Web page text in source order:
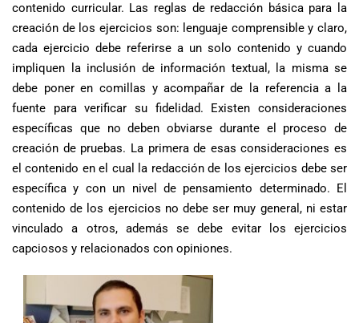
contenido curricular. Las reglas de redacción básica para la
creación de los ejercicios son: lenguaje comprensible y claro,
cada ejercicio debe referirse a un solo contenido y cuando
impliquen la inclusión de información textual, la misma se
debe poner en comillas y acompañar de la referencia a la
fuente para verificar su fidelidad. Existen consideraciones
específicas que no deben obviarse durante el proceso de
creación de pruebas. La primera de esas consideraciones es
el contenido en el cual la redacción de los ejercicios debe ser
específica y con un nivel de pensamiento determinado. El
contenido de los ejercicios no debe ser muy general, ni estar
vinculado a otros, además se debe evitar los ejercicios
capciosos y relacionados con opiniones.